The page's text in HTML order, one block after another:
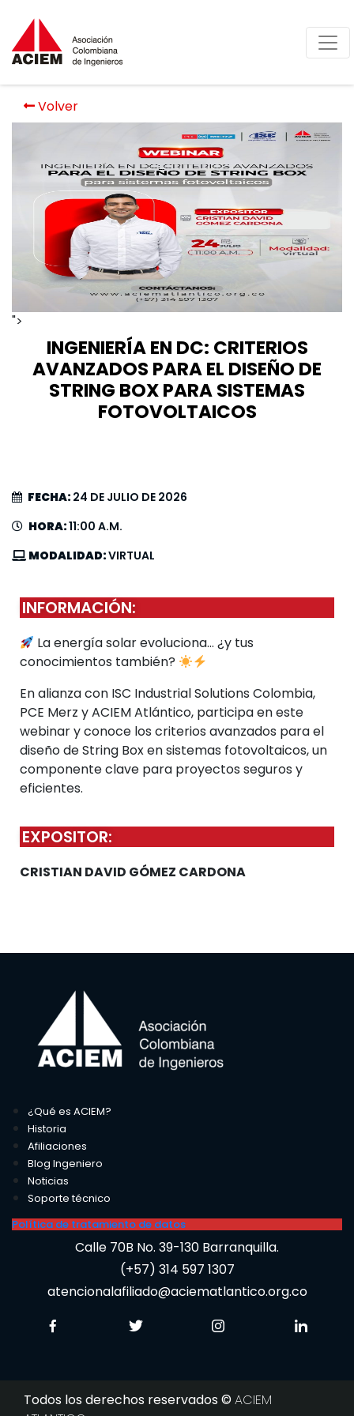
Volver
">
INGENIERÍA EN DC: CRITERIOS
AVANZADOS PARA EL DISEÑO DE
STRING BOX PARA SISTEMAS
FOTOVOLTAICOS
FECHA:24 DE JULIO DE 2026
HORA:11:00 A.M.
MODALIDAD:VIRTUAL
INFORMACIÓN:
La energía solar evoluciona… ¿y tus
conocimientos también?
En alianza con ISC Industrial Solutions Colombia,
PCE Merz y ACIEM Atlántico, participa en este
webinar y conoce los criterios avanzados para el
diseño de String Box en sistemas fotovoltaicos, un
componente clave para proyectos seguros y
eficientes.
EXPOSITOR:
CRISTIAN DAVID GÓMEZ CARDONA
¿Qué es ACIEM?
Historia
Afiliaciones
Blog Ingeniero
Noticias
Soporte técnico
Política de tratamiento de datos
Calle 70B No. 39-130 Barranquilla.
(+57) 314 597 1307
atencionalafiliado@aciematlantico.org.co
Todos los derechos reservados © ACIEM